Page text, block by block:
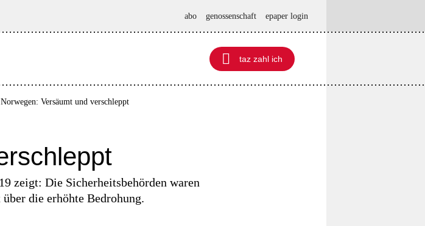
abo genossenschaft epaper login

taz zahl ich
taz zahl ich
Versäumt und verschleppt
zeigt: Die Sicherheitsbehörden waren
die erhöhte Bedrohung.